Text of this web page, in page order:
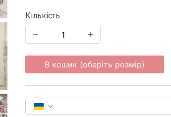
Кількість
В кошик (оберіть розмір)